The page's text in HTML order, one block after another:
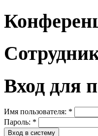
Вход для
Имя пользователя: *
Пароль: *